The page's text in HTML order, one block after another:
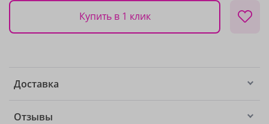
Купить в 1 клик
Доставка
Отзывы